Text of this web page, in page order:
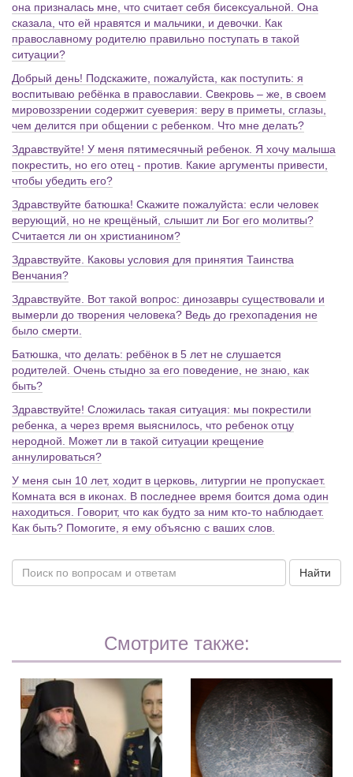
она призналась мне, что считает себя бисексуальной. Она
сказала, что ей нравятся и мальчики, и девочки. Как
православному родителю правильно поступать в такой
ситуации?
Добрый день! Подскажите, пожалуйста, как поступить: я
воспитываю ребёнка в православии. Свекровь – же, в своем
мировоззрении содержит суеверия: веру в приметы, сглазы,
чем делится при общении с ребенком. Что мне делать?
Здравствуйте! У меня пятимесячный ребенок. Я хочу малыша
покрестить, но его отец - против. Какие аргументы привести,
чтобы убедить его?
Здравствуйте батюшка! Скажите пожалуйста: если человек
верующий, но не крещёный, слышит ли Бог его молитвы?
Считается ли он христианином?
Здравствуйте. Каковы условия для принятия Таинства
Венчания?
Здравствуйте. Вот такой вопрос: динозавры существовали и
вымерли до творения человека? Ведь до грехопадения не
было смерти.
Батюшка, что делать: ребёнок в 5 лет не слушается
родителей. Очень стыдно за его поведение, не знаю, как
быть?
Здравствуйте! Сложилась такая ситуация: мы покрестили
ребенка, а через время выяснилось, что ребенок отцу
неродной. Может ли в такой ситуации крещение
аннулироваться?
У меня сын 10 лет, ходит в церковь, литургии не пропускает.
Комната вся в иконах. В последнее время боится дома один
находиться. Говорит, что как будто за ним кто-то наблюдает.
Как быть? Помогите, я ему объясню с ваших слов.
Найти
Смотрите также: